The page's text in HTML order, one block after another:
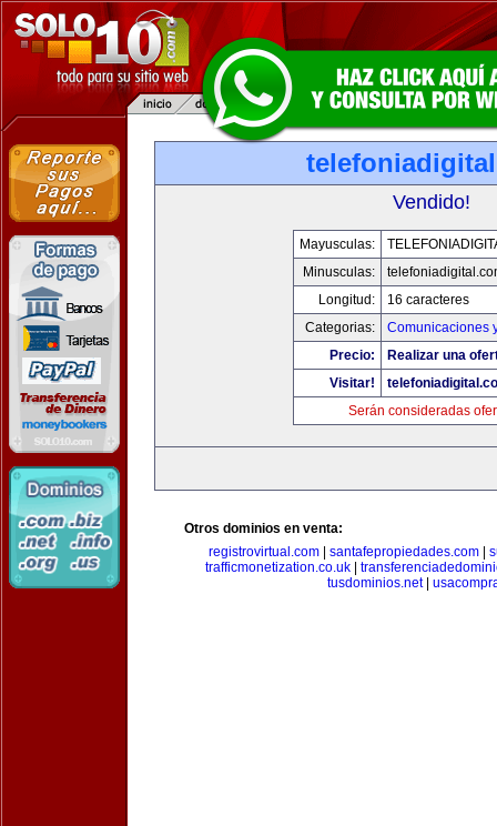
Vendido!
Mayusculas:
Minusculas:
Longitud:
16 caracteres
Categorias:
Comunicaciones
Precio:
Realizar una
Visitar!
Serán consideradas
Otros dominios en venta:
registrovirtual.com
santafepropiedades.com
trafficmonetization.co.uk
tusdominios.net|